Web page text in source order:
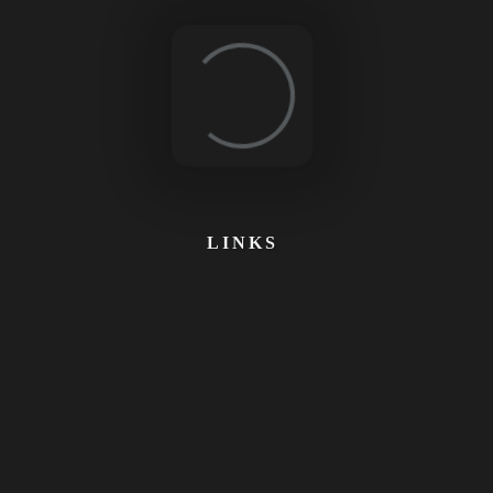
Loading...
LINKS